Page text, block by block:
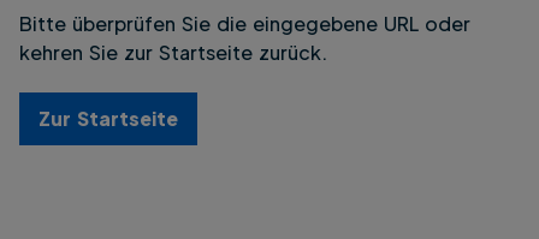
Bitte überprüfen Sie die eingegebene URL oder
kehren Sie zur Startseite zurück.
Zur Startseite